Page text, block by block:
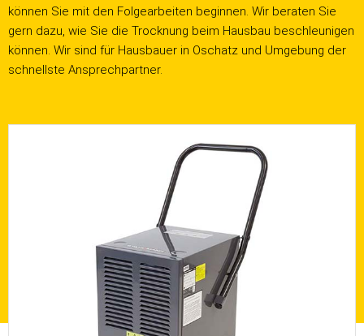
e
können Sie mit den Folgearbeiten beginnen. Wir beraten Sie
gern dazu, wie Sie die Trocknung beim Hausbau beschleunigen
können. Wir sind für Hausbauer in Oschatz und Umgebung der
schnellste Ansprechpartner.